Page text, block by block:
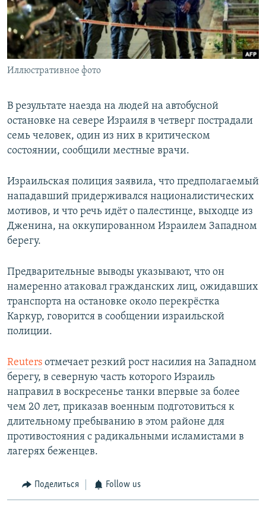
Иллюстративное фото
В результате наезда на людей на автобусной
остановке на севере Израиля в четверг пострадали
семь человек, один из них в критическом
состоянии, сообщили местные врачи.
Израильская полиция заявила, что предполагаемый
нападавший придерживался националистических
мотивов, и что речь идёт о палестинце, выходце из
Дженина, на оккупированном Израилем Западном
берегу.
Предварительные выводы указывают, что он
намеренно атаковал гражданских лиц, ожидавших
транспорта на остановке около перекрёстка
Каркур, говорится в сообщении израильской
полиции.
Reuters отмечает резкий рост насилия на Западном
берегу, в северную часть которого Израиль
направил в воскресенье танки впервые за более
чем 20 лет, приказав военным подготовиться к
длительному пребыванию в этом районе для
противостояния с радикальными исламистами в
лагерях беженцев.
Поделиться Follow us